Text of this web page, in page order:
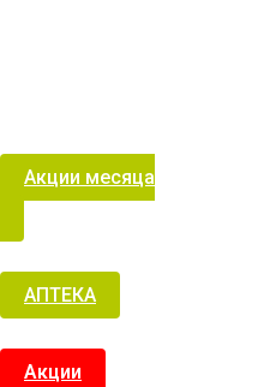
Акции месяца
АПТЕКА
Акции